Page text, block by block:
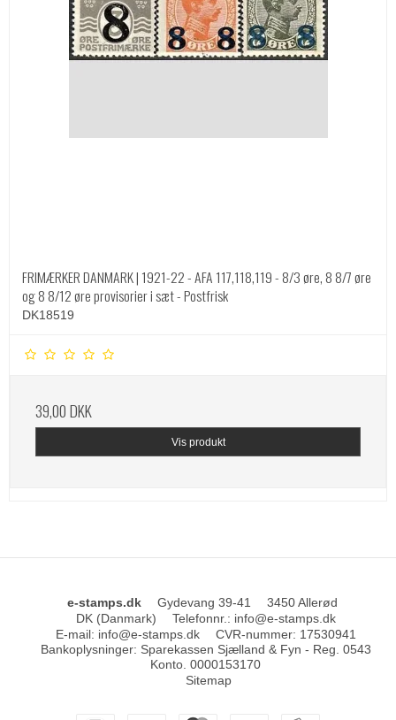
FRIMÆRKER DANMARK | 1921-22 - AFA 117,118,119 - 8/3 øre, 8 8/7 øre
og 8 8/12 øre provisorier i sæt - Postfrisk
DK18519
39,00 DKK
Vis produkt
e-stamps.dk Gydevang 39-41
3450 Allerød
DK (Danmark)
Telefonnr.: info@e-stamps.dk
E-mail: info@e-stamps.dk CVR-nummer: 17530941
Bankoplysninger: Sparekassen Sjælland & Fyn - Reg. 0543
Konto. 0000153170
Sitemap